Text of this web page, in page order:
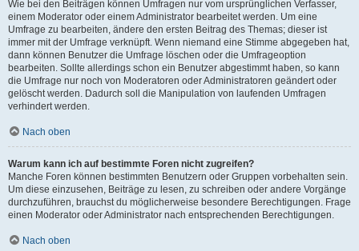
Wie bei den Beiträgen können Umfragen nur vom ursprünglichen Verfasser,
einem Moderator oder einem Administrator bearbeitet werden. Um eine
Umfrage zu bearbeiten, ändere den ersten Beitrag des Themas; dieser ist
immer mit der Umfrage verknüpft. Wenn niemand eine Stimme abgegeben hat,
dann können Benutzer die Umfrage löschen oder die Umfrageoption
bearbeiten. Sollte allerdings schon ein Benutzer abgestimmt haben, so kann
die Umfrage nur noch von Moderatoren oder Administratoren geändert oder
gelöscht werden. Dadurch soll die Manipulation von laufenden Umfragen
verhindert werden.
Nach oben
Warum kann ich auf bestimmte Foren nicht zugreifen?
Manche Foren können bestimmten Benutzern oder Gruppen vorbehalten sein.
Um diese einzusehen, Beiträge zu lesen, zu schreiben oder andere Vorgänge
durchzuführen, brauchst du möglicherweise besondere Berechtigungen. Frage
einen Moderator oder Administrator nach entsprechenden Berechtigungen.
Nach oben